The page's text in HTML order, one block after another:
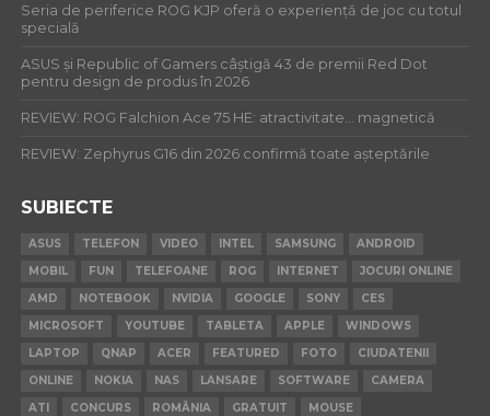
Seria de periferice ROG KJP oferă o experiență de joc cu totul
specială
ASUS și Republic of Gamers câștigă 43 de premii Red Dot
pentru design de produs în 2026
REVIEW: ROG Falchion Ace 75 HE: atractivitate… magnetică
REVIEW: Zephyrus G16 din 2026 confirmă toate așteptările
SUBIECTE
ASUS TELEFON VIDEO INTEL SAMSUNG
ANDROID
MOBIL
FUN TELEFOANE ROG INTERNET
JOCURI ONLINE
AMD
NOTEBOOK NVIDIA GOOGLE SONY
CES
MICROSOFT
YOUTUBE TABLETA APPLE
WINDOWS
LAPTOP
QNAP ACER FEATURED FOTO
CIUDATENII
ONLINE
NOKIA NAS LANSARE SOFTWARE
CAMERA
ATI
CONCURS ROMÂNIA GRATUIT MOUSE